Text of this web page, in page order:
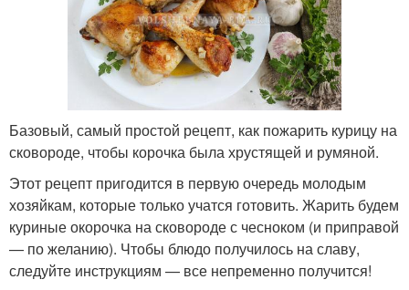
Базовый, самый простой рецепт, как пожарить курицу на
сковороде, чтобы корочка была хрустящей и румяной.
Этот рецепт пригодится в первую очередь молодым
хозяйкам, которые только учатся готовить. Жарить будем
куриные окорочка на сковороде с чесноком (и приправой
— по желанию). Чтобы блюдо получилось на славу,
следуйте инструкциям — все непременно получится!